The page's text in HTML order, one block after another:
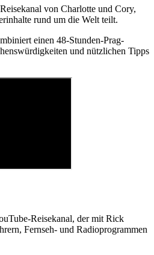
von Charlotte und Cory,
rund um die Welt teilt.
einen 48-Stunden-Prag-
und nützlichen Tipps
Reisekanal, der mit Rick
Fernseh- und Radioprogrammen